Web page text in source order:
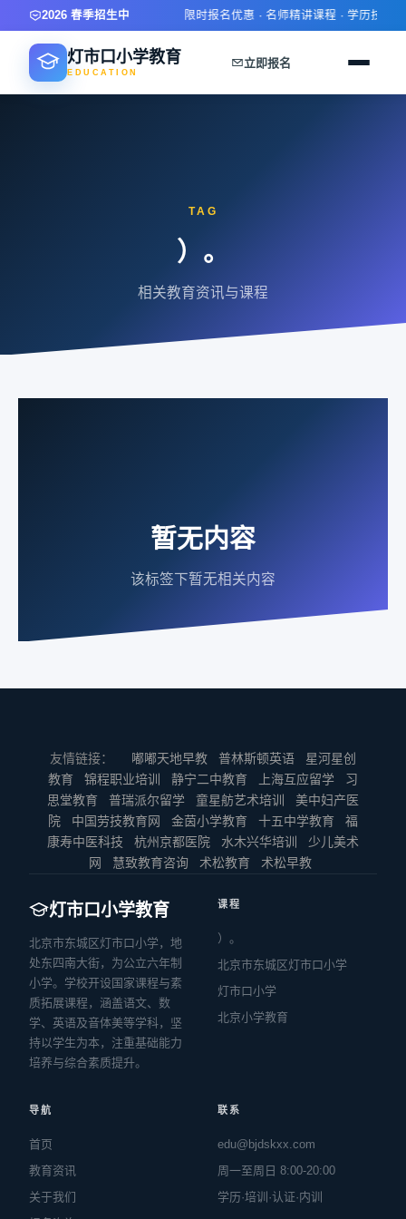
2026 春季招生中 限时报名优惠 · 名师精讲课程 · 学历技能
灯市口小学教育
EDUCATION
立即报名
TAG
）。
相关教育资讯与课程
暂无内容
该标签下暂无相关内容
友情链接： 嘟嘟天地早教 普林斯顿英语
星河星创
教育
锦程职业培训 静宁二中教育 上海互应留学
习
思堂教育
普瑞派尔留学 童星舫艺术培训
美中妇产医
院
中国劳技教育网 金茵小学教育 十五中学教育
福
康寿中医科技
杭州京都医院 水木兴华培训
少儿美术
网
慧致教育咨询 术松教育 术松早教
灯市口小学教育
北京市东城区灯市口小学，地
处东四南大街，为公立六年制
小学。学校开设国家课程与素
质拓展课程，涵盖语文、数
学、英语及音体美等学科，坚
持以学生为本，注重基础能力
培养与综合素质提升。
课程
）。
北京市东城区灯市口小学
灯市口小学
北京小学教育
导航
首页
教育资讯
关于我们
联系
edu@bjdskxx.com
周一至周日 8:00-20:00
学历·培训·认证·内训